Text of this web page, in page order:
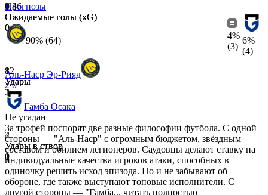
1.36
Ожидаемые голы (xG)
0.1
12
Удары
2
4
Удары в створ
1
0.4
Ожидаемые голы (xG)
0.02
8
Удары
1
2
Удары в створ
0
Прогнозы
90% (64)
4%
(3)
6%
(4)
Аль-Наср Эр-Рияд
2 0
Гамба Осака
Не угадан
За трофей поспорят две разные философии футбола. С одной
стороны — "Аль-Наср" с огромным бюджетом, звёздным
составом и обилием легионеров. Саудовцы делают ставку на
индивидуальные качества игроков атаки, способных в
одиночку решить исход эпизода. Но и не забывают об
обороне, где также выступают топовые исполнители. С
другой стороны — "Гамба... читать полностью